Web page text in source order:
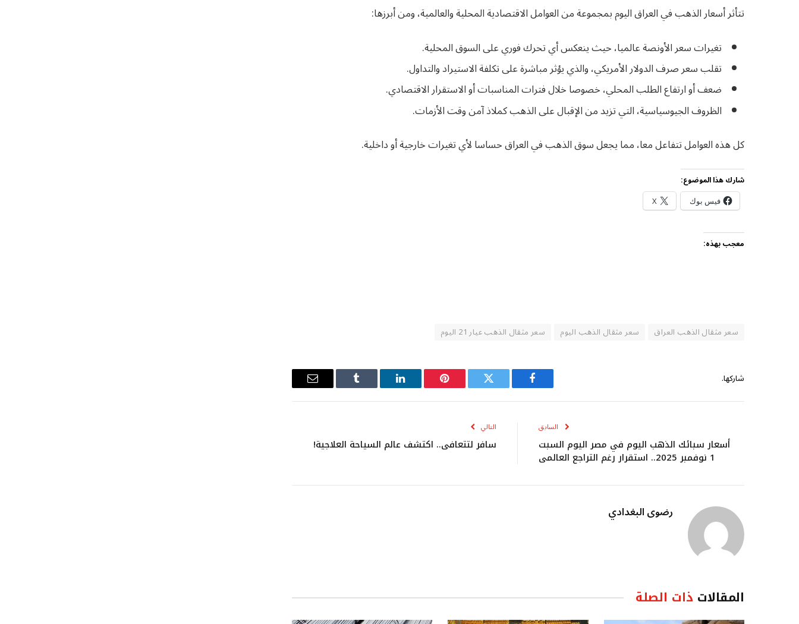
تتأثر أسعار الذهب في العراق اليوم بمجموعة من العوامل الاقتصادية المحلية والعالمية، ومن أبرزها:
تغيرات سعر الأونصة عالميا، حيث ينعكس أي تحرك فوري على السوق المحلية.
تقلب سعر صرف الدولار الأمريكي، والذي يؤثر مباشرة على تكلفة الاستيراد والتداول.
ضعف أو ارتفاع الطلب المحلي، خصوصا خلال فترات المناسبات أو الاستقرار الاقتصادي.
الظروف الجيوسياسية، التي تزيد من الإقبال على الذهب كملاذ آمن وقت الأزمات.
كل هذه العوامل تتفاعل معا، مما يجعل سوق الذهب في العراق حساسا لأي تغيرات خارجية أو داخلية.
شارك هذا الموضوع:
فيس بوك X
معجب بهذه:
سعر مثقال الذهب العراق سعر مثقال الذهب اليوم سعر مثقال الذهب عيار 21 اليوم
شاركها.
فيسبوك تويتر بينتيريستلينكدإن Tumblr
البريد
السابق
أسعار سبائك الذهب اليوم في مصر اليوم السبت
1 نوفمبر 2025.. استقرار رغم التراجع العالمي
التالي
سافر لتتعافى.. اكتشف عالم السياحة العلاجية!
رضوى البغدادي
المقالات ذات الصلة